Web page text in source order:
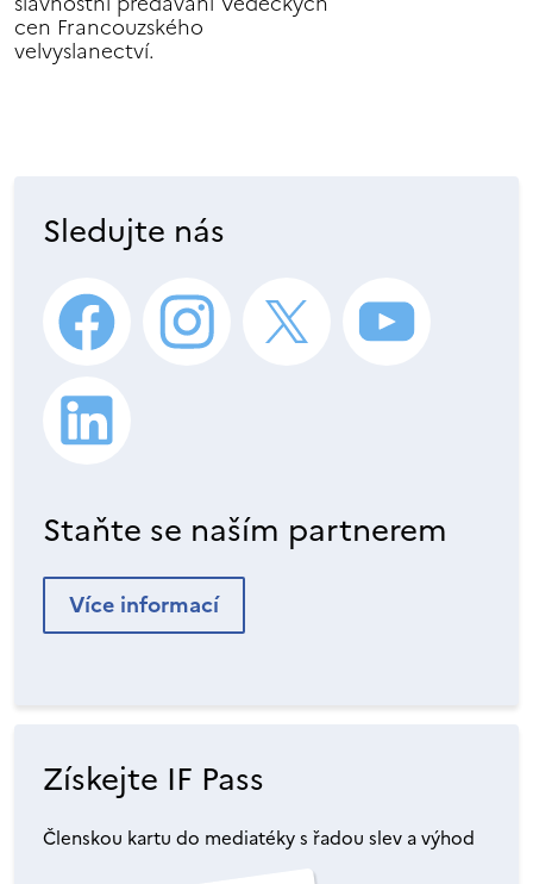
cen Francouzského
velvyslanectví.
Sledujte nás
Staňte se naším partnerem
Více informací
Získejte IF Pass
Členskou kartu do mediatéky s řadou slev a výhod